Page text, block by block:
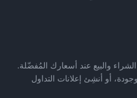
والبيع عند أسعارك المُفضّلة.
أو أنشِئ إعلانات التداول